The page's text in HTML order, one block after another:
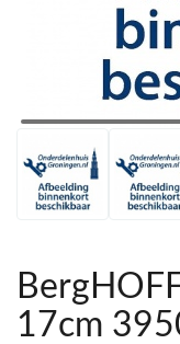
17cm